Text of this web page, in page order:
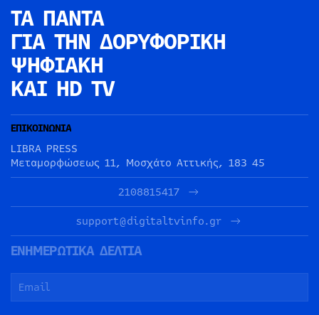
ΤΑ ΠΑΝΤΑ
ΓΙΑ ΤΗΝ ΔΟΡΥΦΟΡΙΚΗ
ΨΗΦΙΑΚΗ
ΚΑΙ HD TV
ΕΠΙΚΟΙΝΩΝΙΑ
LIBRA PRESS
Μεταμορφώσεως 11, Μοσχάτο Αττικής, 183 45
2108815417
support@digitaltvinfo.gr
ΕΝΗΜΕΡΩΤΙΚΑ ΔΕΛΤΙΑ